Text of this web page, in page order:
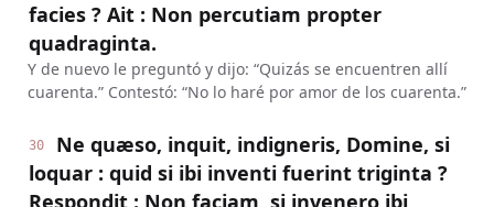
facies ? Ait : Non percutiam propter
quadraginta.
Y de nuevo le preguntó y dijo: “Quizás se encuentren allí
cuarenta.” Contestó: “No lo haré por amor de los cuarenta.”
30
Ne quæso, inquit, indigneris, Domine, si
loquar : quid si ibi inventi fuerint triginta ?
Respondit : Non faciam, si invenero ibi